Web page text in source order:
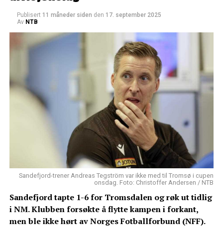
Publisert 11 måneder siden den 17. september 2025
Av NTB
Sandefjord-trener Andreas Tegström var ikke med til Tromsø i cupen
onsdag. Foto: Christoffer Andersen / NTB
Sandefjord tapte 1-6 for Tromsdalen og røk ut tidlig
i NM. Klubben forsøkte å flytte kampen i forkant,
men ble ikke hørt av Norges Fotballforbund (NFF).